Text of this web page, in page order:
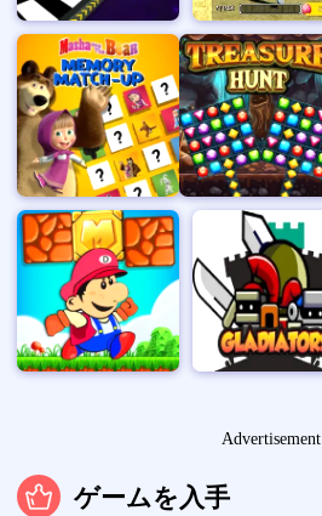
Advertisement
ゲームを入手